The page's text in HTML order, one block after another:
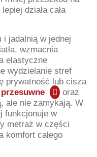
działa cała
i jadalnią w jednej
wzmacnia
elastyczne
wydzielanie stref
prywatność lub cisza
oraz
ale nie zamykają. W
funkcjonuje w
metraż w części
komfort całego